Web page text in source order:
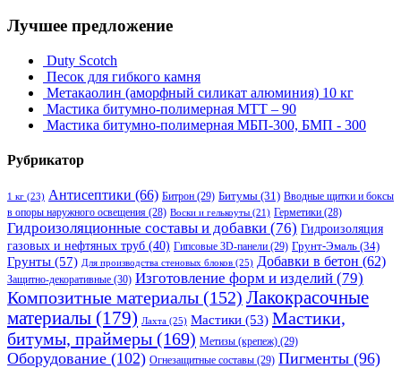
Лучшее предложение
Duty Scotch
Песок для гибкого камня
Метакаолин (аморфный силикат алюминия) 10 кг
Мастика битумно-полимерная МТТ – 90
Мастика битумно-полимерная МБП-300, БМП - 300
Рубрикатор
1 кг (23) Антисептики (66) Битрон (29) Битумы (31) Вводные щитки и боксы
в опоры наружного освещения (28) Воски и гелькоуты (21) Герметики (28)
Гидроизоляционные составы и добавки (76) Гидроизоляция
газовых и нефтяных труб (40) Гипсовые 3D-панели (29) Грунт-Эмаль (34)
Грунты (57) Для производства стеновых блоков (25) Добавки в бетон (62)
Защитно-декоративные (30) Изготовление форм и изделий (79)
Композитные материалы (152) Лакокрасочные
материалы (179) Лахта (25) Мастики (53) Мастики,
битумы, праймеры (169) Метизы (крепеж) (29)
Оборудование (102) Огнезащитные составы (29) Пигменты (96)